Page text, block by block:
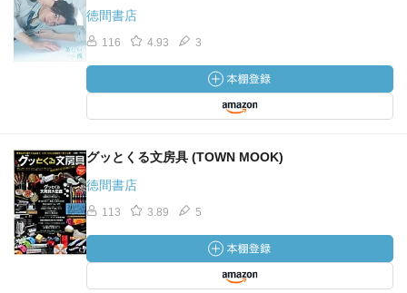
徳間書店
116 4.93 3
グッとくる文房具 (TOWN MOOK)
徳間書店
113 3.89 5